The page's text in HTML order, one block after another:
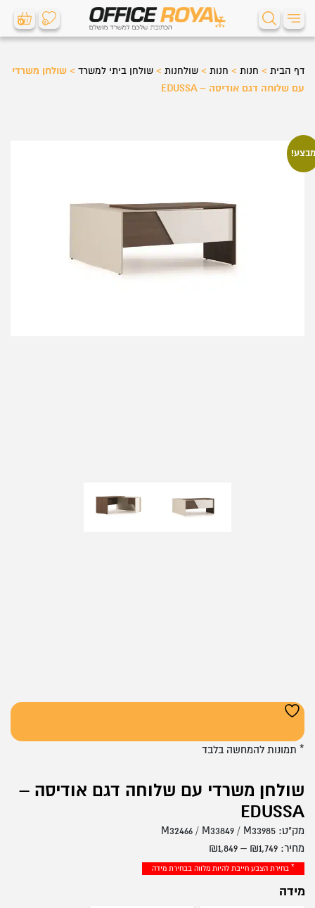
0 0
דף הבית > חנות > חנות > שולחנות > שולחן ביתי למשרד > שולחן משרדי
עם שלוחה דגם אודיסה – EDUSSA
שולחן משרדי עם שלוחה דגם אודיסה –
EDUSSA
מחיר: ₪1,749
–
₪1,849
מחירים:
* בחירת הצבע חייבת להיות מלווה בבחירת מידה
מידה
מק"ט: M32466 / M33849 / M33985
* תמונות להמחשה בלבד